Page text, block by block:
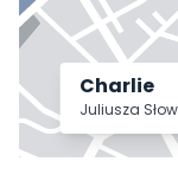
Charlie
Juliusza